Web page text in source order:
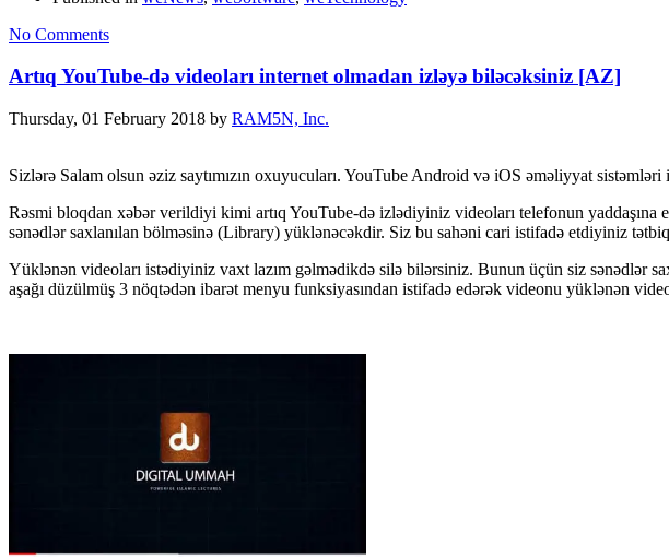
No Comments
Artıq YouTube-də videoları internet olmadan izləyə biləcəksiniz [AZ]
Thursday, 01 February 2018 by RAM5N, Inc.
Sizlərə Salam olsun əziz saytımızın oxuyucuları. YouTube Android və iOS əməliyyat
Rəsmi bloqdan xəbər verildiyi kimi artıq YouTube-də izlədiyiniz videoları telefonun
sənədlər saxlanılan bölməsinə (Library) yüklənəcəkdir. Siz bu sahəni cari istifadə etdiyiniz
Yüklənən videoları istədiyiniz vaxt lazım gəlmədikdə silə bilərsiniz. Bunun üçün siz sənədlər
aşağı düzülmüş 3 nöqtədən ibarət menyu funksiyasından istifadə edərək videonu yüklənən